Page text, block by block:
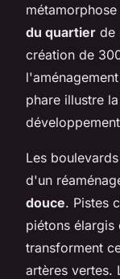
du quartier de
création de
phare illustre
Les
d'un
douce. Pistes
piétons
transforment
artères vertes.